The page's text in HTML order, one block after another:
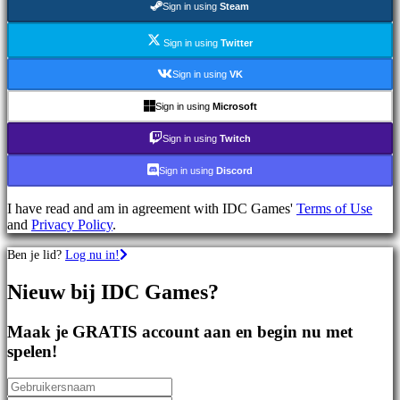
Sportspellen
Racing
Casual
Indie
Simulation
Puzzle
games
Fighting
games
Demo's
Gemeenschap
Gameplay
In-
game
evenementen
Sign in using Steam
Sign in using Twitter
Sign in using VK
Sign in using Microsoft
Sign in using Twitch
Sign in using Discord
I have read and am in agreement with IDC Games' Terms of Use
and Privacy Policy.
Ben je lid? Log nu in!
Nieuw bij IDC Games?
Maak je GRATIS account aan en begin nu met
spelen!